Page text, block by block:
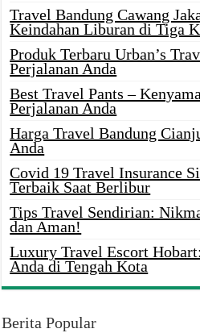
Travel Bandung Cawang
Keindahan Liburan di Tiga
Produk Terbaru Urban’s
Perjalanan Anda
Best Travel Pants –
Perjalanan Anda
Harga Travel Bandung
Anda
Covid 19 Travel Insurance
Terbaik Saat Berlibur
Tips Travel Sendirian:
dan Aman!
Luxury Travel Escort
Anda di Tengah Kota
Berita Popular